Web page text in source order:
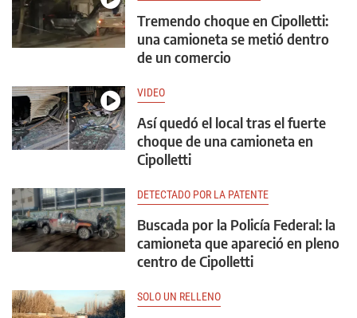
Tremendo choque en Cipolletti:
una camioneta se metió dentro
de un comercio
VIDEO
Así quedó el local tras el fuerte
choque de una camioneta en
Cipolletti
DETECTADO POR LA PATENTE
Buscada por la Policía Federal: la
camioneta que apareció en pleno
centro de Cipolletti
SOLO UN RELLENO